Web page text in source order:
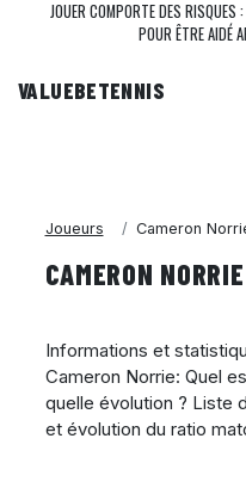
JOUER COMPORTE DES RISQUES
POUR ÊTRE AIDÉ
VALUEBETENNIS
Joueurs Cameron
CAMERON
Informations et
Cameron Norrie: Quel
quelle évolution ? Liste
et évolution du ratio